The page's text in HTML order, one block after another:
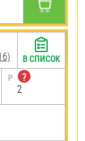
P
?
2
В СПИСОК